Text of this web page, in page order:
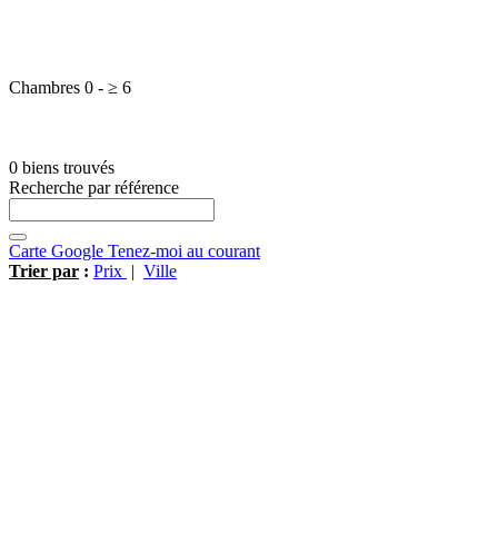
Chambres 0 - ≥ 6
0 biens trouvés
Recherche par référence
Carte Google Tenez-moi au courant
Trier par : Prix | Ville